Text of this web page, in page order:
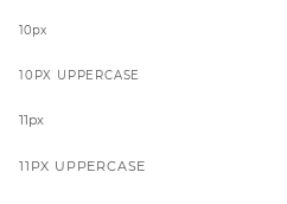
10px
10PX UPPERCASE
11px
11PX UPPERCASE